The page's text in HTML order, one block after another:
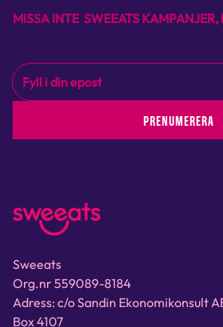
MISSA INTE SWEEATS KAMPANJER,
PRENUMERERA
Sweeats
Org.nr 559089-8184
Adress: c/o Sandin Ekonomikonsult
Box 4107